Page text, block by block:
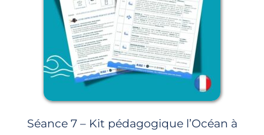
Séance 7 – Kit pédagogique l’Océan à